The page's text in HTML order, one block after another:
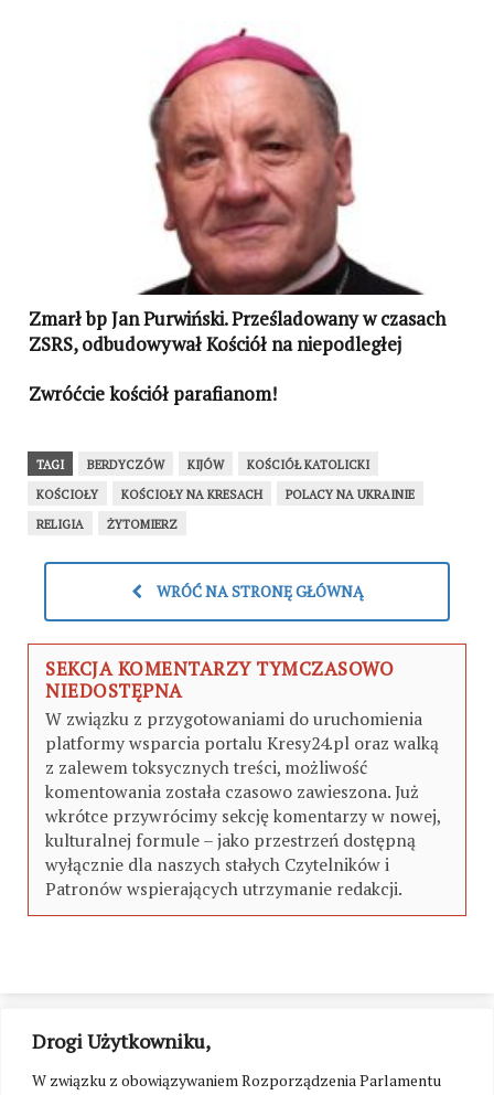
Drogi Użytkowniku,
W związku z obowiązywaniem Rozporządzenia Parlamentu
Zmarł bp Jan Purwiński. Prześladowany w czasach
ZSRS, odbudowywał Kościół na niepodległej
Zwróćcie kościół parafianom!
TAGI BERDYCZÓW KIJÓW
KOŚCIÓŁ KATOLICKI
KOŚCIOŁY
KOŚCIOŁY NA KRESACH
POLACY NA UKRAINIE
RELIGIA
ŻYTOMIERZ
WRÓĆ NA STRONĘ GŁÓWNĄ
SEKCJA KOMENTARZY TYMCZASOWO
NIEDOSTĘPNA
W związku z przygotowaniami do uruchomienia
platformy wsparcia portalu Kresy24.pl oraz walką
z zalewem toksycznych treści, możliwość
komentowania została czasowo zawieszona. Już
wkrótce przywrócimy sekcję komentarzy w nowej,
kulturalnej formule – jako przestrzeń dostępną
wyłącznie dla naszych stałych Czytelników i
Patronów wspierających utrzymanie redakcji.